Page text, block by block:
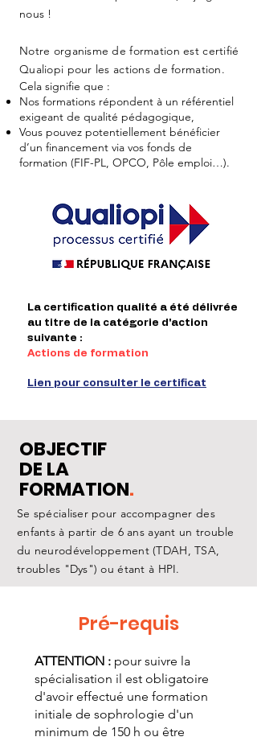
nous !
Notre organisme de formation est certifié
Qualiopi pour les actions de formation.
Cela signifie que :
Nos formations répondent à un référentiel
exigeant de qualité pédagogique,
Vous pouvez potentiellement bénéficier
d’un financement via vos fonds de
formation (FIF-PL, OPCO, Pôle emploi…).
La certification qualité a été délivrée
au titre de la catégorie d'action
suivante :
Actions de formation
Lien pour consulter le certificat
OBJECTIF
DE LA
FORMATION.
Se spécialiser pour accompagner des
enfants à partir de 6 ans ayant un trouble
du neurodéveloppement (TDAH, TSA,
troubles "Dys") ou étant à HPI.
Pré-requis
ATTENTION : pour suivre la
spécialisation il est obligatoire
d'avoir effectué une formation
initiale de sophrologie d'un
minimum de 150 h ou être